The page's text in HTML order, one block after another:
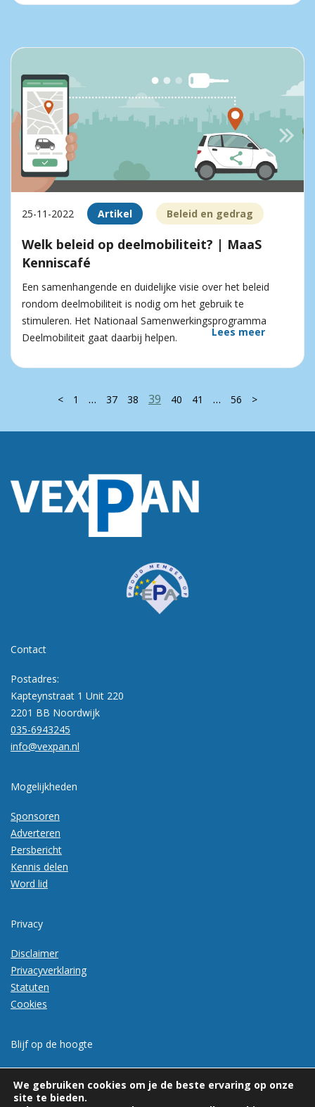
25-11-2022 Artikel Beleid en gedrag
Welk beleid op deelmobiliteit? | MaaS
Kenniscafé
Een samenhangende en duidelijke visie over het beleid
rondom deelmobiliteit is nodig om het gebruik te
stimuleren. Het Nationaal Samenwerkingsprogramma
Deelmobiliteit gaat daarbij helpen.
Lees meer
< 1 … 37 38 39 40 41 … 56 >
Contact
Postadres:
Kapteynstraat 1 Unit 220
2201 BB Noordwijk
035-6943245
info@vexpan.nl
Mogelijkheden
Sponsoren
Adverteren
Persbericht
Kennis delen
Word lid
Privacy
Disclaimer
Privacyverklaring
Statuten
Cookies
Blijf op de hoogte
We gebruiken cookies om je de beste ervaring op onze
site te bieden.